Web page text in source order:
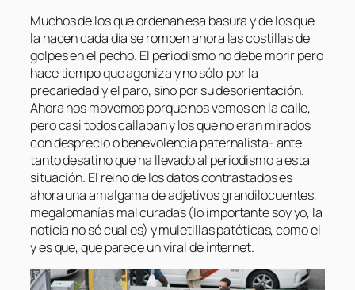
Muchos de los que ordenan esa basura y de los que
la hacen cada día se rompen ahora las costillas de
golpes en el pecho. El periodismo no debe morir pero
hace tiempo que agoniza y no sólo por la
precariedad y el paro, sino por su desorientación.
Ahora nos movemos porque nos vemos en la calle,
pero casi todos callaban y los que no eran mirados
con desprecio o benevolencia paternalista- ante
tanto desatino que ha llevado al periodismo a esta
situación. El reino de los datos contrastados es
ahora una amalgama de adjetivos grandilocuentes,
megalomanías mal curadas (lo importante soy yo, la
noticia no sé cual es) y muletillas patéticas, como el
y es que, que parece un viral de internet.